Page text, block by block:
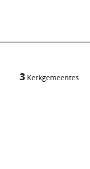
3 Kerkgemeentes